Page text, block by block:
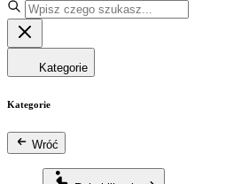
Kategorie
Kategorie
Wróć